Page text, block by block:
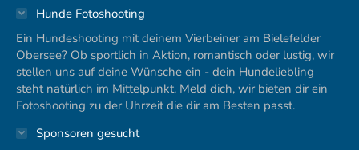
in
new
window
in
new
window
Hunde Fotoshooting
Ein Hundeshooting mit deinem Vierbeiner am Bielefelder
Obersee? Ob sportlich in Aktion, romantisch oder lustig, wir
stellen uns auf deine Wünsche ein - dein Hundeliebling
steht natürlich im Mittelpunkt. Meld dich, wir bieten dir ein
Fotoshooting zu der Uhrzeit die dir am Besten passt.
Sponsoren gesucht